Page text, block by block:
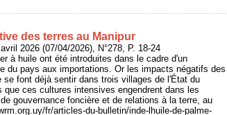
des terres au Manipur
2026 (07/04/2026), N°278, P. 18-24
à huile ont été introduites dans le cadre d'un
du pays aux importations. Or les impacts négatifs des
font déjà sentir dans trois villages de l'État du
que ces cultures intensives engendrent dans les
gouvernance foncière et de relations à la terre, au
fr/articles-du-bulletin/inde-lhuile-de-palme-